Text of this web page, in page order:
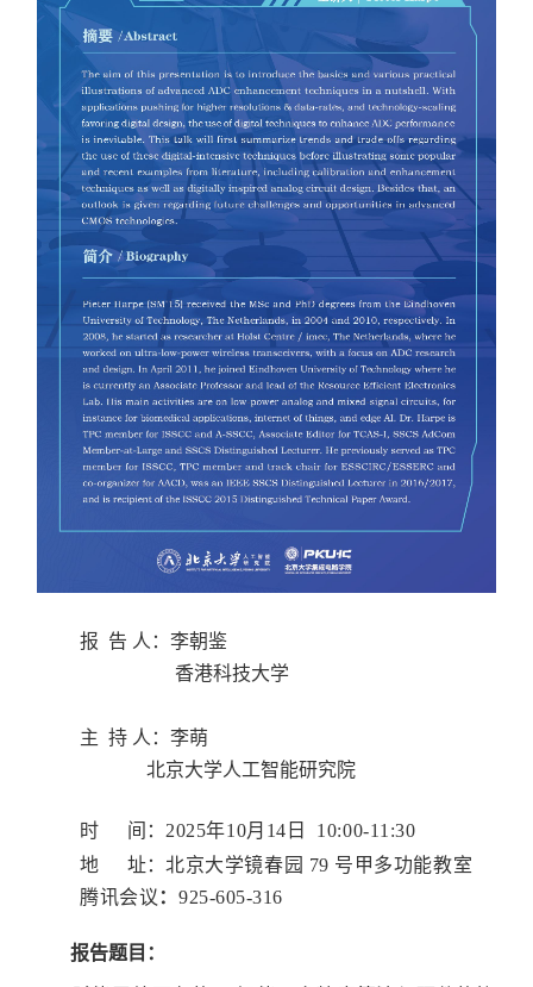
报 告 人 ：李朝鉴
香港科技大学
主 持 人：李萌
北京大学人工智能研究院
时 间： 2025年10月14日 10:00-11:30
地 址：北京大学镜春园 79 号甲多功能教室
腾讯会议 ： 925-605-316
报告题目：